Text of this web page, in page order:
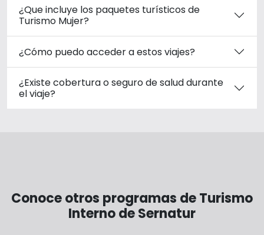
¿Que incluye los paquetes turísticos de
Turismo Mujer?
¿Cómo puedo acceder a estos viajes?
¿Existe cobertura o seguro de salud durante
el viaje?
Conoce otros programas de Turismo
Interno de Sernatur